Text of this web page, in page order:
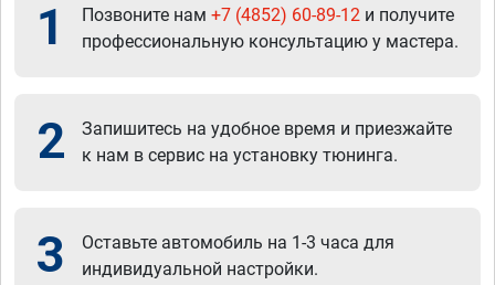
1 Позвоните нам +7 (4852) 60-89-12 и получите
профессиональную консультацию у мастера.
2
Запишитесь на удобное время и приезжайте
к нам в сервис на установку тюнинга.
3
Оставьте автомобиль на 1-3 часа для
индивидуальной настройки.